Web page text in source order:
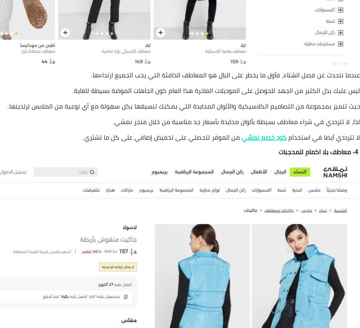
عندما نتحدث عن فصل الشتاء، فأول ما يخطر على البال هو المعاطف الدافئة التي يحب الجميع ارتداءها.
ليس عليك بذل الكثير من الجهد للحوصل على الموديلات الفاخرة هذا العام كون اتجاهات الموضة بسيطة للغاية.
حيث تتميز بمجموعة من التصاميم الكلاسيكية والألوان المحايدة التي يمكنك تنسيقها بكل سهولة مع أي نوعية من الملابس ترتدينها.
لذا، لا تترددي في شراء معاطف بسيطة بألوان محايدة بأسعار جد مناسبة من خلال متجر نمشي.
لا تترددي أيضا في استخدامكود خصم نمشيمن الموفر لتحصلي على تخفيض إضافي على كل ما تشتري.
4- معاطف بلا اكمام للمحجبات